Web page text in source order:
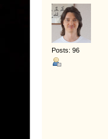
Posts: 96